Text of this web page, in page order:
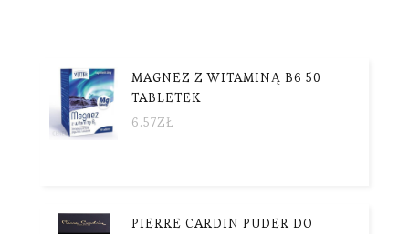
MAGNEZ Z WITAMINĄ B6 50
TABLETEK
6.57ZŁ
PIERRE CARDIN PUDER DO